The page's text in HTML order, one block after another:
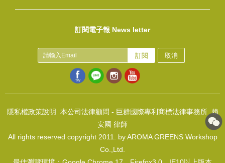
( USD 29.88)
青春淨顏沐浴皂DIY包
NT$1200
(USD26.56)
訂閱電子報 News letter
訂閱 取消
隱私權政策說明 本公司法律顧問 - 巨群國際專利商標法律事務所 賴
安國 律師
All rights reserved copyright 2011. by AROMA GREENS Workshop
Co.,Ltd.